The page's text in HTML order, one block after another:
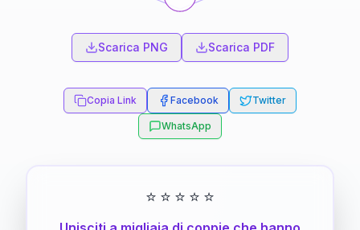
Scarica PNG Scarica PDF
Copia Link Facebook Twitter
WhatsApp
⭐ ⭐ ⭐ ⭐ ⭐